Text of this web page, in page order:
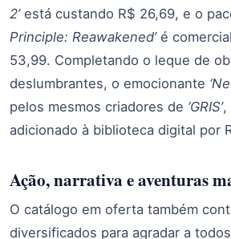
2’está custando R$ 26,69, e o
Principle: Reawakened’é
53,99. Completando o leque de
deslumbrantes, o emocionante
pelos mesmos criadores de ‘GRIS’,
adicionado à biblioteca digital por
Ação, narrativa e aventuras
O catálogo em oferta também
diversificados para agradar a